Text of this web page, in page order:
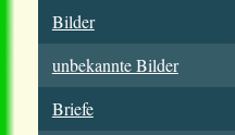
Bilder
unbekannte Bilder
Briefe